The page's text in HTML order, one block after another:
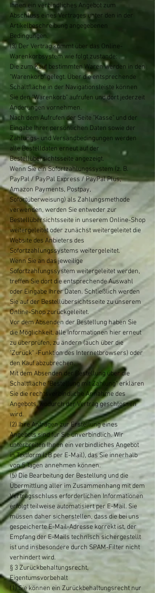
Ihnen ein verbindliches Angebot zum
Abschluss eines Vertrages unter den in der
Artikelbeschreibung angegebenen
Bedingungen.
(3) Der Vertrag kommt über das Online-
Warenkorbsystem wie folgt zustande:
Die zum Kauf bestimmten Waren werden in den
"Warenkorb" gelegt. Über die entsprechende
Schaltfläche in der Navigationsleiste können
Sie den "Warenkorb" aufrufen und dort jederzeit
Änderungen vornehmen.
Nach dem Aufrufen der Seite "Kasse" und der
Eingabe Ihrer persönlichen Daten sowie der
Zahlungs- und Versandbedingungen werden
alle Bestelldaten erneut auf der
Bestellübersichtsseite angezeigt.
Wenn Sie ein Sofortzahlungssystem (z. B.
PayPal / PayPal Express / PayPal Plus,
Amazon Payments, Postpay,
Sofortüberweisung) als Zahlungsmethode
verwenden, werden Sie entweder zur
Bestellübersichtsseite in unserem Online-Shop
weitergeleitet oder zunächst weitergeleitet die
Website des Anbieters des
Sofortzahlungssystems weitergeleitet.
Wenn Sie an das jeweilige
Sofortzahlungssystem weitergeleitet werden,
treffen Sie dort die entsprechende Auswahl
oder Eingabe Ihrer Daten. Schließlich werden
Sie auf der Bestellübersichtsseite zu unserem
Online-Shop zurückgeleitet.
Vor dem Absenden der Bestellung haben Sie
die Möglichkeit, alle Informationen hier erneut
zu überprüfen, zu ändern (auch über die
"Zurück" -Funktion des Internetbrowsers) oder
den Kauf abzubrechen.
Mit dem Absenden der Bestellung über die
Schaltfläche "Bestellung mit Zahlung" erklären
Sie die rechtsverbindliche Annahme des
Angebots, wodurch der Vertrag geschlossen
wird.
(2) Ihre Anfragen zur Erstellung eines
Angebots sind für Sie unverbindlich. Wir
unterbreiten Ihnen ein verbindliches Angebot
in Textform (zB per E-Mail), das Sie innerhalb
von 5 Tagen annehmen können.
(5) Die Bearbeitung der Bestellung und die
Übermittlung aller im Zusammenhang mit dem
Vertragsschluss erforderlichen Informationen
erfolgt teilweise automatisiert per E-Mail. Sie
müssen daher sicherstellen, dass die bei uns
gespeicherte E-Mail-Adresse korrekt ist, der
Empfang der E-Mails technisch sichergestellt
ist und insbesondere durch SPAM-Filter nicht
verhindert wird.
§ 3 Zurückbehaltungsrecht,
Eigentumsvorbehalt
(1) Sie können ein Zurückbehaltungsrecht nur